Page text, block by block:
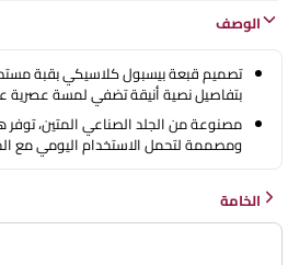
الوصف
تصميم قبعة بيسبول كلاسيكي بقبة
بتفاصيل نصية أنيقة تضفي لمسة عصرية
مصنوعة من الجلد الصناعي المتين، توفر
ومصممة لتحمل الاستخدام اليومي مع
الخامة